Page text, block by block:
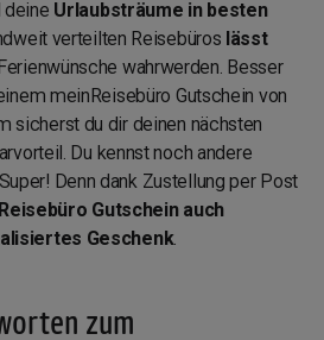
deine Urlaubsträume in besten
verteilten Reisebüros lässt
wahrwerden. Besser
meinReisebüro Gutschein von
sicherst du dir deinen nächsten
Du kennst noch andere
Denn dank Zustellung per Post
Gutschein auch
Geschenk.
zum